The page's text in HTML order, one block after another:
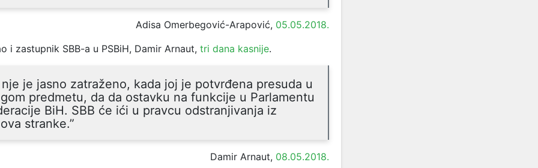
Adisa Omerbegović-Arapović, 05.05.2018.
i zastupnik SBB-a u PSBiH, Damir Arnaut, tri dana kasnije.
je jasno zatraženo, kada joj je potvrđena presuda u
predmetu, da da ostavku na funkcije u Parlamentu
BiH. SBB će ići u pravcu odstranjivanja iz
stranke.”
Damir Arnaut, 08.05.2018.